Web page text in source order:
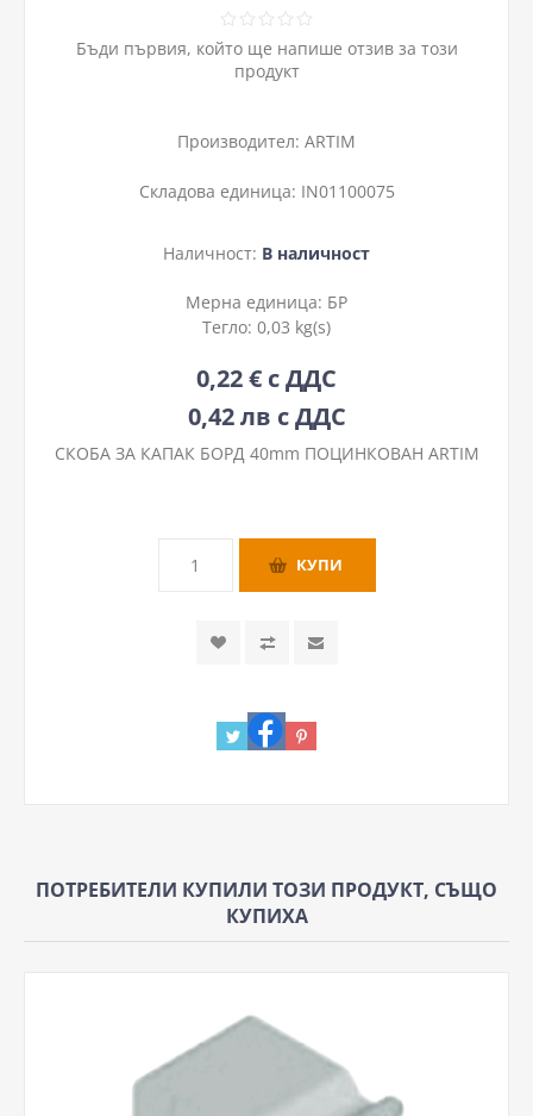
Бъди първия, който ще напише отзив за този
продукт
Производител: ARTIM
Складова единица: IN01100075
Наличност: В наличност
Мерна единица: БР
Тегло: 0,03 kg(s)
0,22 € с ДДС
0,42 лв с ДДС
СКОБА ЗА КАПАК БОРД 40mm ПОЦИНКОВАН ARTIM
ПОТРЕБИТЕЛИ КУПИЛИ ТОЗИ ПРОДУКТ, СЪЩО
КУПИХА